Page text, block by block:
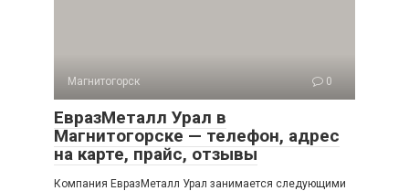
Магнитогорск 0
ЕвразМеталл Урал в
Магнитогорске — телефон, адрес
на карте, прайс, отзывы
Компания ЕвразМеталл Урал занимается следующими